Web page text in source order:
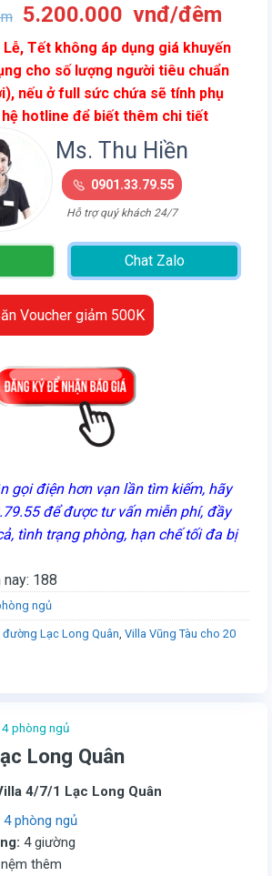
phòng ngủ
Long Quân
4/7/1 Lạc Long Quân
4 phòng ngủ
4 giường
thêm
Giá
gốc
là:
8.200.000
vnđ/
đêm.
5.200.000 vnđ/đêmGiá
hiện
tại
là:
Tết không áp dụng giá khuyến
cho số lượng người tiêu chuẩn
nếu ở full sức chứa sẽ tính phụ
hotline để biết thêm chi tiết
Ms. Thu Hiền
0901.33.79.55
Hỗ trợ quý khách 24/7
Chat Zalo
Voucher giảm 500K
gọi điện hơn vạn lần tìm kiếm, hãy
để được tư vấn miễn phí, đầy
tình trạng phòng, hạn chế tối đa bị
188
ngủ
đường Lạc Long Quân, Villa Vũng Tàu cho 20